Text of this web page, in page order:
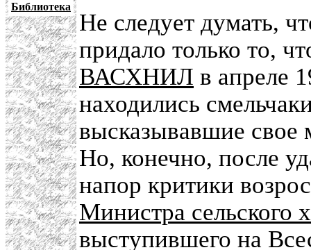
Библиотека
Не следует думать,
придало только то,
ВАСХНИЛ в апреле
находились
высказывавшие свое
Но, конечно, после
напор критики
Министра сельского
выступившего на